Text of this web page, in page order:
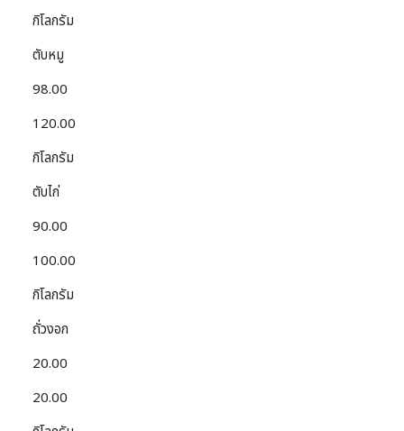
กิโลกรัม
ตับหมู
98.00
120.00
กิโลกรัม
ตับไก่
90.00
100.00
กิโลกรัม
ถั่วงอก
20.00
20.00